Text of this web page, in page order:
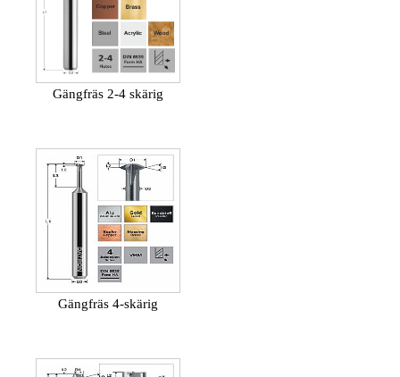
Gängfräs 2-4 skärig
Gängfräs 4-skärig